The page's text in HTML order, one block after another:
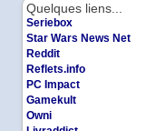
Quelques liens...
Seriebox
Star Wars News Net
Reddit
Reflets.info
PC Impact
Gamekult
Owni